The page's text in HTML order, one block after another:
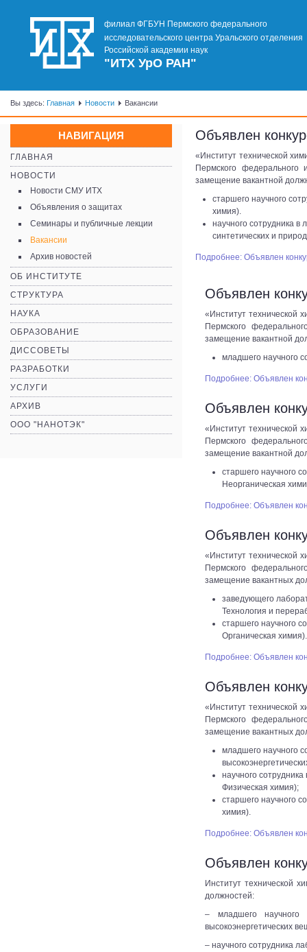
филиал ФГБУН Пермского федерального
исследовательского центра Уральского отделения
Российской академии наук
"ИТХ УрО РАН"
Вы здесь: Главная Новости Вакансии
НАВИГАЦИЯ
ГЛАВНАЯ
НОВОСТИ
Новости СМУ ИТХ
Объявления о защитах
Семинары и публичные лекции
Вакансии
Архив новостей
ОБ ИНСТИТУТЕ
СТРУКТУРА
НАУКА
ОБРАЗОВАНИЕ
ДИССОВЕТЫ
РАЗРАБОТКИ
УСЛУГИ
АРХИВ
ООО "НАНОТЭК"
Объявлен
«Институт технической
Пермского федерального
замещение вакантной
старшего научного
химия).
научного сотрудника
синтетических и
Подробнее: Объявлен
Объявлен
«Институт технической
Пермского
замещение вакантной
младшего научного
Подробнее: Объявлен
Объявлен
«Институт технической
Пермского
замещение вакантной
старшего научного
Неорганическая
Подробнее: Объявлен
Объявлен
«Институт технической
Пермского
замещение вакантных
заведующего
Технология и
старшего научного
Органическая химия).
Подробнее: Объявлен
Объявлен
«Институт технической
Пермского
замещение вакантных
младшего научного
научного
Физическая химия);
старшего научного
химия).
Подробнее: Объявлен
Объявлен
Институт технической
должностей:
– младшего научного
высокоэнергетических
– научного сотрудника